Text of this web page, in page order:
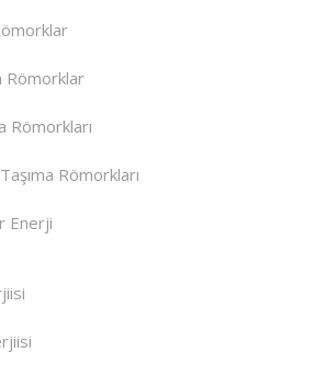
Römorklar
Römorkları
Römorkları
Enerji